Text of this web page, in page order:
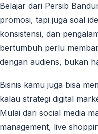
Belajar dari Persib
promosi, tapi juga soal
konsistensi, dan
bertumbuh perlu
dengan audiens, bukan
Bisnis kamu juga bisa
kalau strategi digital
Mulai dari social media
management, live